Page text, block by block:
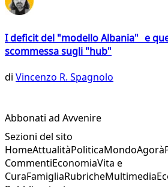
I deficit del "modello Albania" e
scommessa sugli "hub"
di Vincenzo R. Spagnolo
Abbonati ad Avvenire
Sezioni del sito
HomeAttualitàPoliticaMondoAgorà
CommentiEconomiaVita e
CuraFamigliaRubricheMultimedia